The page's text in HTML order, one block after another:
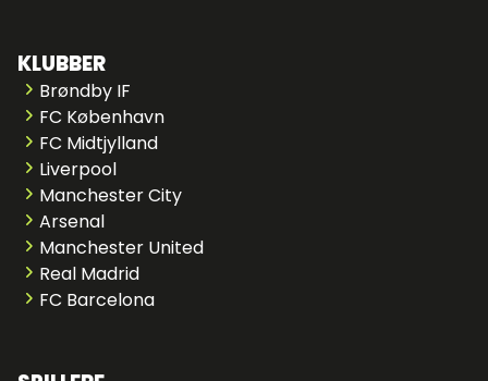
KLUBBER
Brøndby IF
FC København
FC Midtjylland
Liverpool
Manchester City
Arsenal
Manchester United
Real Madrid
FC Barcelona